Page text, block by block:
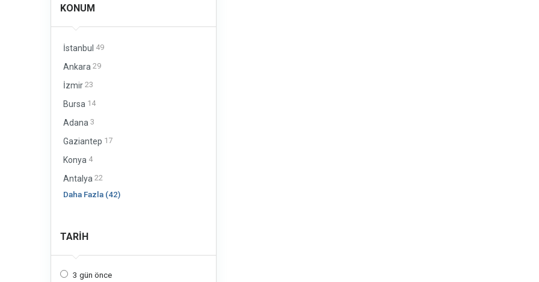
KONUM
İstanbul 49
Ankara 29
İzmir 23
Bursa 14
Adana 3
Gaziantep 17
Konya 4
Antalya 22
Daha Fazla (42)
TARIH
3 gün önce